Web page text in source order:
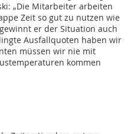
„Die Mitarbeiter arbeiten
Zeit so gut zu nutzen wie
er der Situation auch
Ausfallquoten haben wir
müssen wir nie mit
kommen